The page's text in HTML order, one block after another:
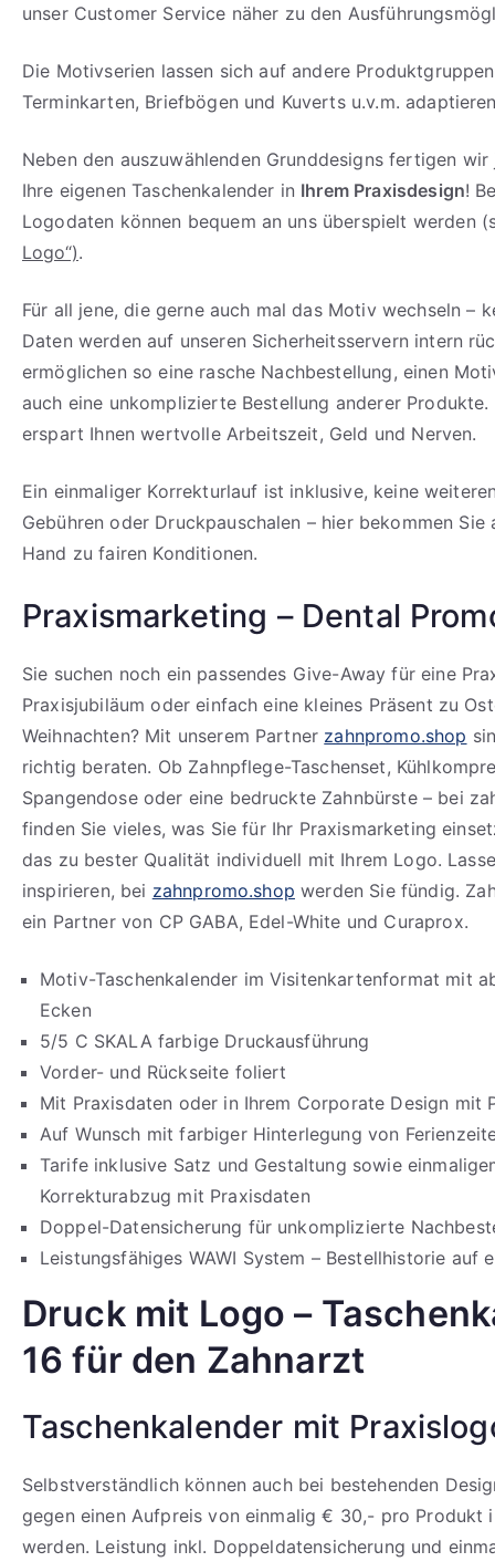
unser Customer Service näher zu den
Die Motivserien lassen sich auf andere
Terminkarten, Briefbögen und Kuverts u.v.m.
Neben den auszuwählenden Grunddesigns fertigen
Ihre eigenen Taschenkalender in Ihrem Praxisdesign!
Logodaten können bequem an uns überspielt werden
Logo“).
Für all jene, die gerne auch mal das Motiv wechseln –
Daten werden auf unseren Sicherheitsservern intern
ermöglichen so eine rasche Nachbestellung, einen
auch eine unkomplizierte Bestellung anderer Produkte.
erspart Ihnen wertvolle Arbeitszeit, Geld und Nerven.
Ein einmaliger Korrekturlauf ist inklusive, keine
Gebühren oder Druckpauschalen – hier bekommen Sie
Hand zu fairen Konditionen.
Praxismarketing – Dental
Sie suchen noch ein passendes Give-Away für eine
Praxisjubiläum oder einfach eine kleines Präsent zu
Weihnachten? Mit unserem Partner zahnpromo.shop
richtig beraten. Ob Zahnpflege-Taschenset,
Spangendose oder eine bedruckte Zahnbürste – bei
finden Sie vieles, was Sie für Ihr Praxismarketing
das zu bester Qualität individuell mit Ihrem Logo.
inspirieren, bei zahnpromo.shop werden Sie fündig.
ein Partner von CP GABA, Edel-White und Curaprox.
Motiv-Taschenkalender im Visitenkartenformat mit
Ecken
5/5 C SKALA farbige Druckausführung
Vorder- und Rückseite foliert
Mit Praxisdaten oder in Ihrem Corporate Design mit
Auf Wunsch mit farbiger Hinterlegung von
Tarife inklusive Satz und Gestaltung sowie
Korrekturabzug mit Praxisdaten
Doppel-Datensicherung für unkomplizierte
Leistungsfähiges WAWI System – Bestellhistorie auf
Druck mit Logo –
16 für den Zahnarzt
Taschenkalender mit
Selbstverständlich können auch bei bestehenden
gegen einen Aufpreis von einmalig € 30,- pro Produkt
werden. Leistung inkl. Doppeldatensicherung und